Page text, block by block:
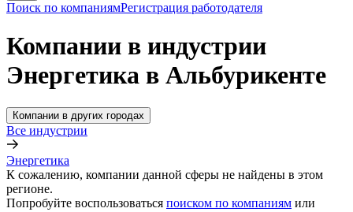
Поиск по компаниямРегистрация работодателя
Компании в индустрии
Энергетика в Альбурикенте
Компании в других городах
Все индустрии
Энергетика
К сожалению, компании данной сферы не найдены в этом
регионе.
Попробуйте воспользоваться поиском по компаниям или